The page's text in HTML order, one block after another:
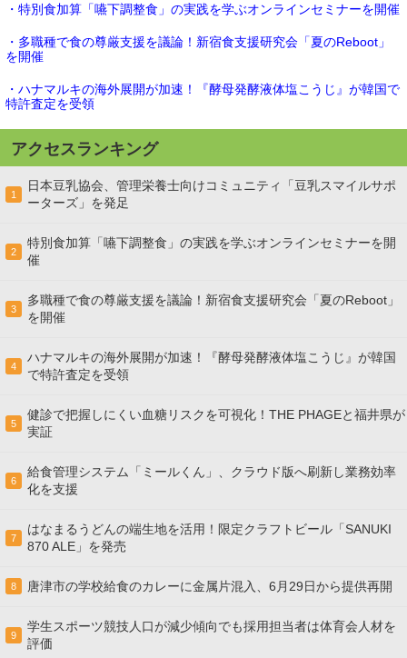
・特別食加算「嚥下調整食」の実践を学ぶオンラインセミナーを開催
・多職種で食の尊厳支援を議論！新宿食支援研究会「夏のReboot」
を開催
・ハナマルキの海外展開が加速！『酵母発酵液体塩こうじ』が韓国で
特許査定を受領
アクセスランキング
1
日本豆乳協会、管理栄養士向けコミュニティ「豆乳スマイルサポ
ーターズ」を発足
2
特別食加算「嚥下調整食」の実践を学ぶオンラインセミナーを開
催
3
多職種で食の尊厳支援を議論！新宿食支援研究会「夏のReboot」
を開催
4
ハナマルキの海外展開が加速！『酵母発酵液体塩こうじ』が韓国
で特許査定を受領
5
健診で把握しにくい血糖リスクを可視化！THE PHAGEと福井県が
実証
6
給食管理システム「ミールくん」、クラウド版へ刷新し業務効率
化を支援
7
はなまるうどんの端生地を活用！限定クラフトビール「SANUKI
870 ALE」を発売
8 唐津市の学校給食のカレーに金属片混入、6月29日から提供再開
9
学生スポーツ競技人口が減少傾向でも採用担当者は体育会人材を
評価